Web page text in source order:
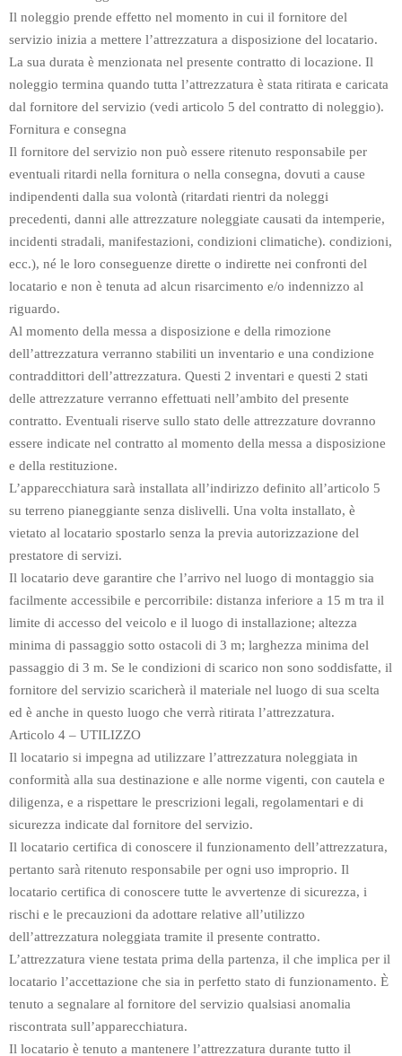
Il noleggio prende effetto nel momento in cui il fornitore del
servizio inizia a mettere l’attrezzatura a disposizione del locatario.
La sua durata è menzionata nel presente contratto di locazione. Il
noleggio termina quando tutta l’attrezzatura è stata ritirata e caricata
dal fornitore del servizio (vedi articolo 5 del contratto di noleggio).
Fornitura e consegna
Il fornitore del servizio non può essere ritenuto responsabile per
eventuali ritardi nella fornitura o nella consegna, dovuti a cause
indipendenti dalla sua volontà (ritardati rientri da noleggi
precedenti, danni alle attrezzature noleggiate causati da intemperie,
incidenti stradali, manifestazioni, condizioni climatiche). condizioni,
ecc.), né le loro conseguenze dirette o indirette nei confronti del
locatario e non è tenuta ad alcun risarcimento e/o indennizzo al
riguardo.
Al momento della messa a disposizione e della rimozione
dell’attrezzatura verranno stabiliti un inventario e una condizione
contraddittori dell’attrezzatura. Questi 2 inventari e questi 2 stati
delle attrezzature verranno effettuati nell’ambito del presente
contratto. Eventuali riserve sullo stato delle attrezzature dovranno
essere indicate nel contratto al momento della messa a disposizione
e della restituzione.
L’apparecchiatura sarà installata all’indirizzo definito all’articolo 5
su terreno pianeggiante senza dislivelli. Una volta installato, è
vietato al locatario spostarlo senza la previa autorizzazione del
prestatore di servizi.
Il locatario deve garantire che l’arrivo nel luogo di montaggio sia
facilmente accessibile e percorribile: distanza inferiore a 15 m tra il
limite di accesso del veicolo e il luogo di installazione; altezza
minima di passaggio sotto ostacoli di 3 m; larghezza minima del
passaggio di 3 m. Se le condizioni di scarico non sono soddisfatte, il
fornitore del servizio scaricherà il materiale nel luogo di sua scelta
ed è anche in questo luogo che verrà ritirata l’attrezzatura.
Articolo 4 – UTILIZZO
Il locatario si impegna ad utilizzare l’attrezzatura noleggiata in
conformità alla sua destinazione e alle norme vigenti, con cautela e
diligenza, e a rispettare le prescrizioni legali, regolamentari e di
sicurezza indicate dal fornitore del servizio.
Il locatario certifica di conoscere il funzionamento dell’attrezzatura,
pertanto sarà ritenuto responsabile per ogni uso improprio. Il
locatario certifica di conoscere tutte le avvertenze di sicurezza, i
rischi e le precauzioni da adottare relative all’utilizzo
dell’attrezzatura noleggiata tramite il presente contratto.
L’attrezzatura viene testata prima della partenza, il che implica per il
locatario l’accettazione che sia in perfetto stato di funzionamento. È
tenuto a segnalare al fornitore del servizio qualsiasi anomalia
riscontrata sull’apparecchiatura.
Il locatario è tenuto a mantenere l’attrezzatura durante tutto il